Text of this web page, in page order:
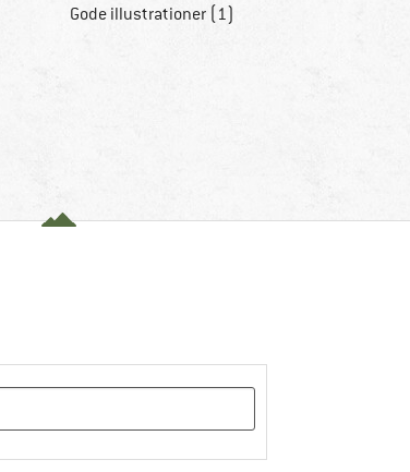
Gode illustrationer (1)